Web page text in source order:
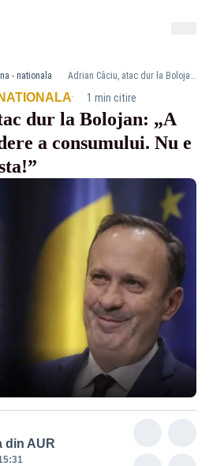
- nationala Adrian Câciu, atac dur la Bolojan: „A 10-a lună de scădere a consumului. Nu e nimic firesc în asta!”
· 1 min citire
dur la Bolojan: „A
a consumului. Nu e
din AUR